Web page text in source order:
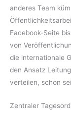
anderes Team
Facebook-Seite
von
die internationale
den Ansatz
verteilen, schon
Zentraler